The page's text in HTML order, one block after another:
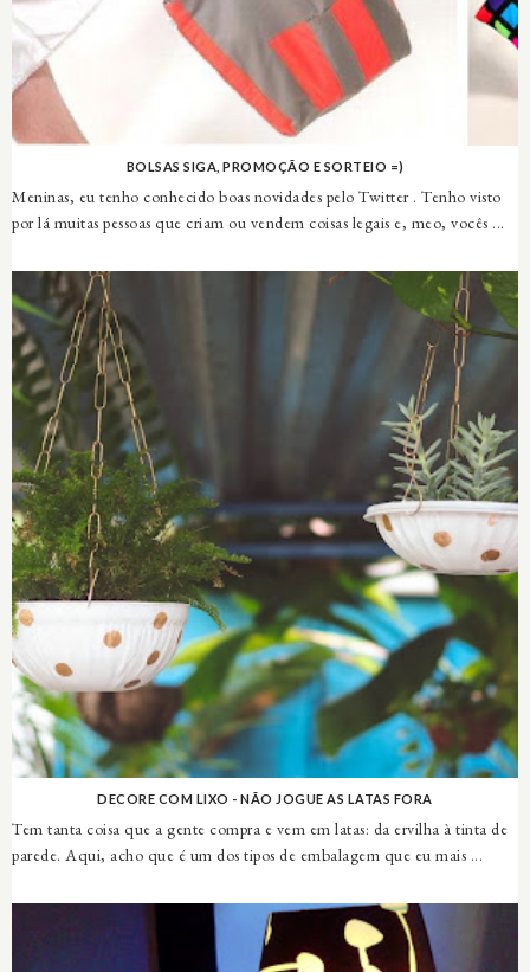
BOLSAS SIGA, PROMOÇÃO E SORTEIO =)
Meninas, eu tenho conhecido boas novidades pelo Twitter . Tenho visto
por lá muitas pessoas que criam ou vendem coisas legais e, meo, vocês ...
DECORE COM LIXO - NÃO JOGUE AS LATAS FORA
Tem tanta coisa que a gente compra e vem em latas: da ervilha à tinta de
parede. Aqui, acho que é um dos tipos de embalagem que eu mais ...